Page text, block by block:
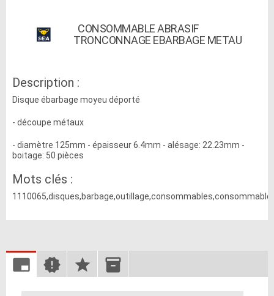
CONSOMMABLE ABRASIF
TRONCONNAGE EBARBAGE METAU
Description :
Disque ébarbage moyeu déporté
- découpe métaux
- diamètre 125mm - épaisseur 6.4mm - alésage: 22.23mm -
boitage: 50 pièces
Mots clés :